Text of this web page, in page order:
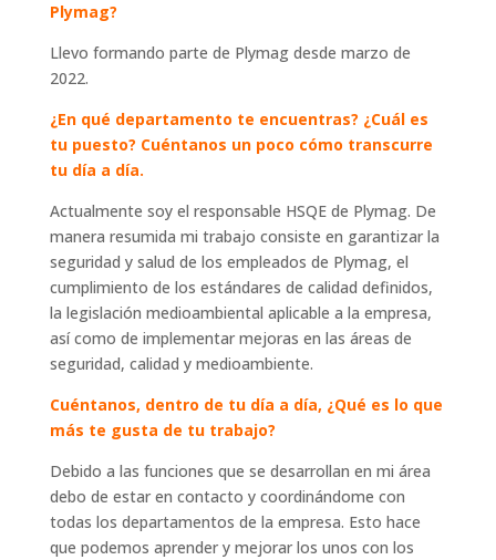
Plymag?
Llevo formando parte de Plymag desde marzo de
2022.
¿En qué departamento te encuentras? ¿Cuál es
tu puesto? Cuéntanos un poco cómo transcurre
tu día a día.
Actualmente soy el responsable HSQE de Plymag. De
manera resumida mi trabajo consiste en garantizar la
seguridad y salud de los empleados de Plymag, el
cumplimiento de los estándares de calidad definidos,
la legislación medioambiental aplicable a la empresa,
así como de implementar mejoras en las áreas de
seguridad, calidad y medioambiente.
Cuéntanos, dentro de tu día a día, ¿Qué es lo que
más te gusta de tu trabajo?
Debido a las funciones que se desarrollan en mi área
debo de estar en contacto y coordinándome con
todas los departamentos de la empresa. Esto hace
que podemos aprender y mejorar los unos con los